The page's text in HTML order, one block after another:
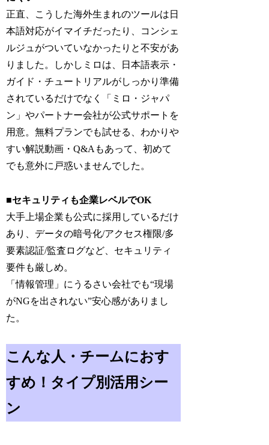
正直、こうした海外生まれのツールは日
本語対応がイマイチだったり、コンシェ
ルジュがついていなかったりと不安があ
りました。しかしミロは、日本語表示・
ガイド・チュートリアルがしっかり準備
されているだけでなく「ミロ・ジャパ
ン」やパートナー会社が公式サポートを
用意。無料プランでも試せる、わかりや
すい解説動画・Q&Aもあって、初めて
でも意外に戸惑いませんでした。
■セキュリティも企業レベルでOK
大手上場企業も公式に採用しているだけ
あり、データの暗号化/アクセス権限/多
要素認証/監査ログなど、セキュリティ
要件も厳しめ。
「情報管理」にうるさい会社でも“現場
がNGを出されない”安心感がありまし
た。
こんな人・チームにおす
すめ！タイプ別活用シー
ン